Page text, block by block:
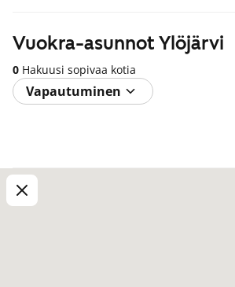
Vuokra-asunnot Ylöjärvi
0 Hakuusi sopivaa kotia
Vapautuminen